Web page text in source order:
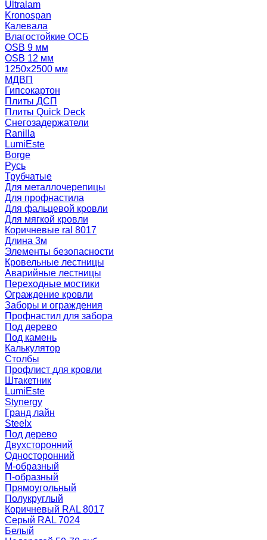
Ultralam
Kronospan
Калевала
Влагостойкие ОСБ
OSB 9 мм
OSB 12 мм
1250х2500 мм
МДВП
Гипсокартон
Плиты ДСП
Плиты Quick Deck
Снегозадержатели
Ranilla
LumiEste
Borge
Русь
Трубчатые
Для металлочерепицы
Для профнастила
Для фальцевой кровли
Для мягкой кровли
Коричневые ral 8017
Длина 3м
Элементы безопасности
Кровельные лестницы
Аварийные лестницы
Переходные мостики
Ограждение кровли
Заборы и ограждения
Профнастил для забора
Под дерево
Под камень
Калькулятор
Столбы
Профлист для кровли
Штакетник
LumiEste
Stynergy
Гранд лайн
Steelx
Под дерево
Двухсторонний
Односторонний
М-образный
П-образный
Прямоугольный
Полукруглый
Коричневый RAL 8017
Серый RAL 7024
Белый